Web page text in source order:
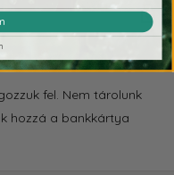
fel. Nem tárolunk
hozzá a bankkártya